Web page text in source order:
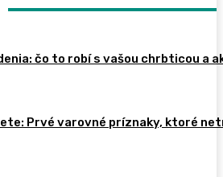
čo to robí s vašou chrbticou a
Prvé varovné príznaky, ktoré